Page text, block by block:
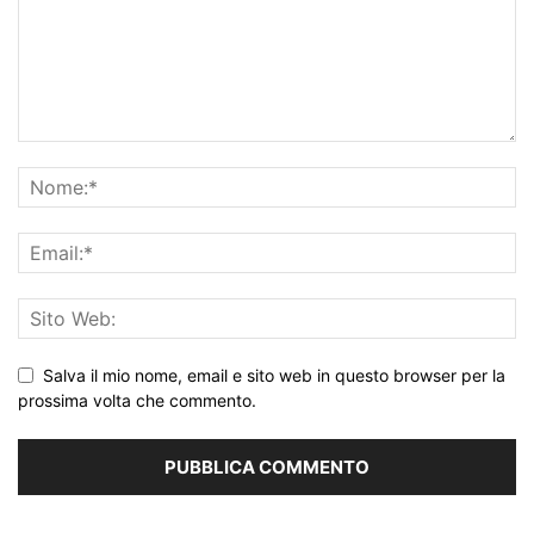
Salva il mio nome, email e sito web in questo browser per la
prossima volta che commento.